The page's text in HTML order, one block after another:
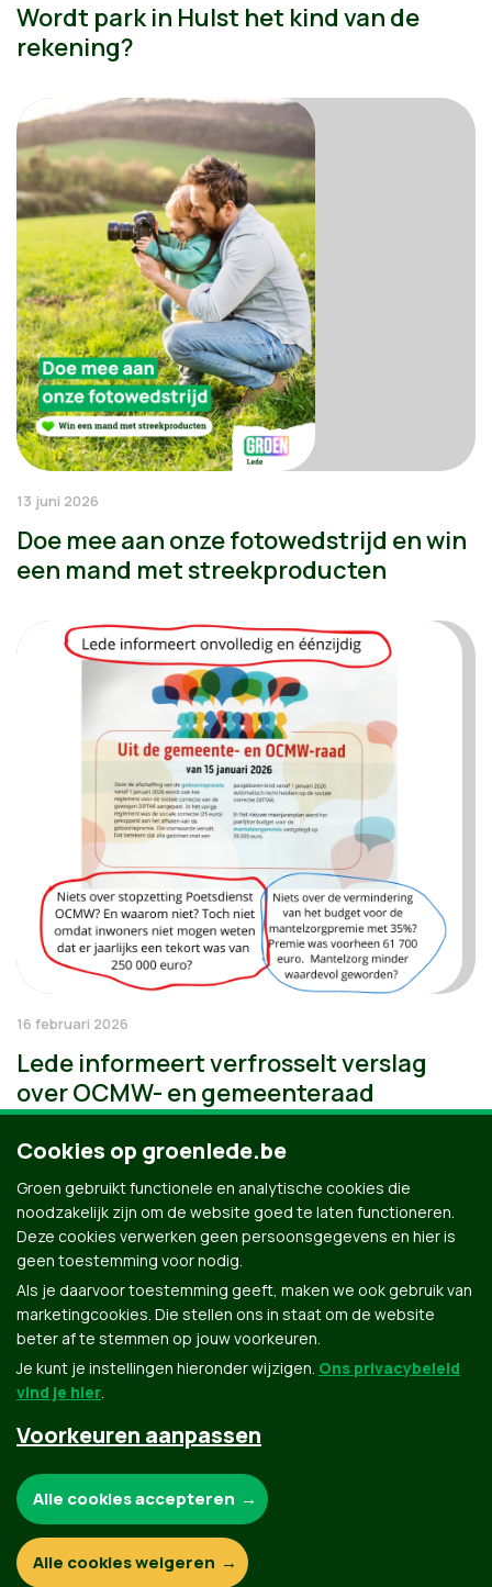
Wordt park in Hulst het kind van de
rekening?
13 juni 2026
Doe mee aan onze fotowedstrijd en win
een mand met streekproducten
16 februari 2026
Lede informeert verfrosselt verslag
over OCMW- en gemeenteraad
Groen.be
© Copyright Groen 2026 | Gemaakt met NationBuilder
Contact Privacybeleid
Cookies op groenlede.be
Groen gebruikt functionele en analytische cookies die
noodzakelijk zijn om de website goed te laten functioneren.
Deze cookies verwerken geen persoonsgegevens en hier is
geen toestemming voor nodig.
Als je daarvoor toestemming geeft, maken we ook gebruik van
marketingcookies. Die stellen ons in staat om de website
beter af te stemmen op jouw voorkeuren.
Je kunt je instellingen hieronder wijzigen. Ons privacybeleid
vind je hier.
Voorkeuren aanpassen
Functionele en analytische cookies:
Alle cookies accepteren
Alle cookies weigeren